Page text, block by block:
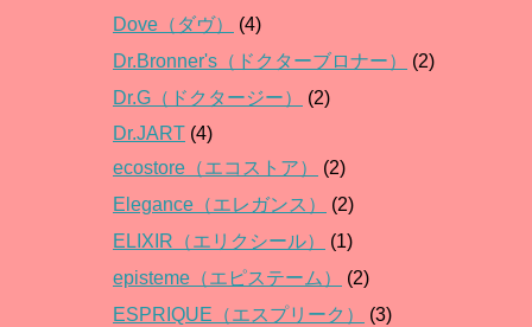
Dove（ダヴ）
(4)
Dr.Bronner's（ドクターブロナー）
(2)
Dr.G（ドクタージー）
(2)
Dr.JART (4)
ecostore（エコストア）
(2)
Elegance（エレガンス）
(2)
ELIXIR（エリクシール）
(1)
episteme（エピステーム）
(2)
ESPRIQUE（エスプリーク）
(3)